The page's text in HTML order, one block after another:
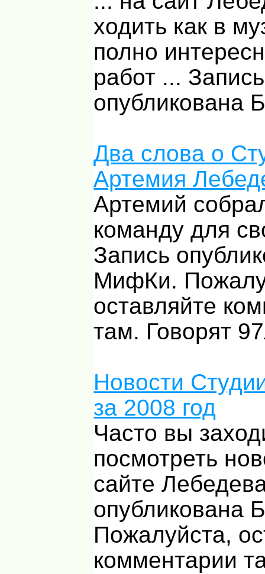
ходить как в
полно
работ ... Запись
опубликована
Два слова о
Артемия
Артемий
команду для
Запись
МифКи.
оставляйте
там. Говорят
Новости
за 2008 год
Часто вы
посмотреть
сайте
опубликована
Пожалуйста,
комментарии